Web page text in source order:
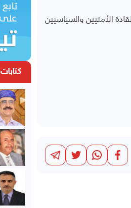
الأمنيين والسياسيين
كتابات